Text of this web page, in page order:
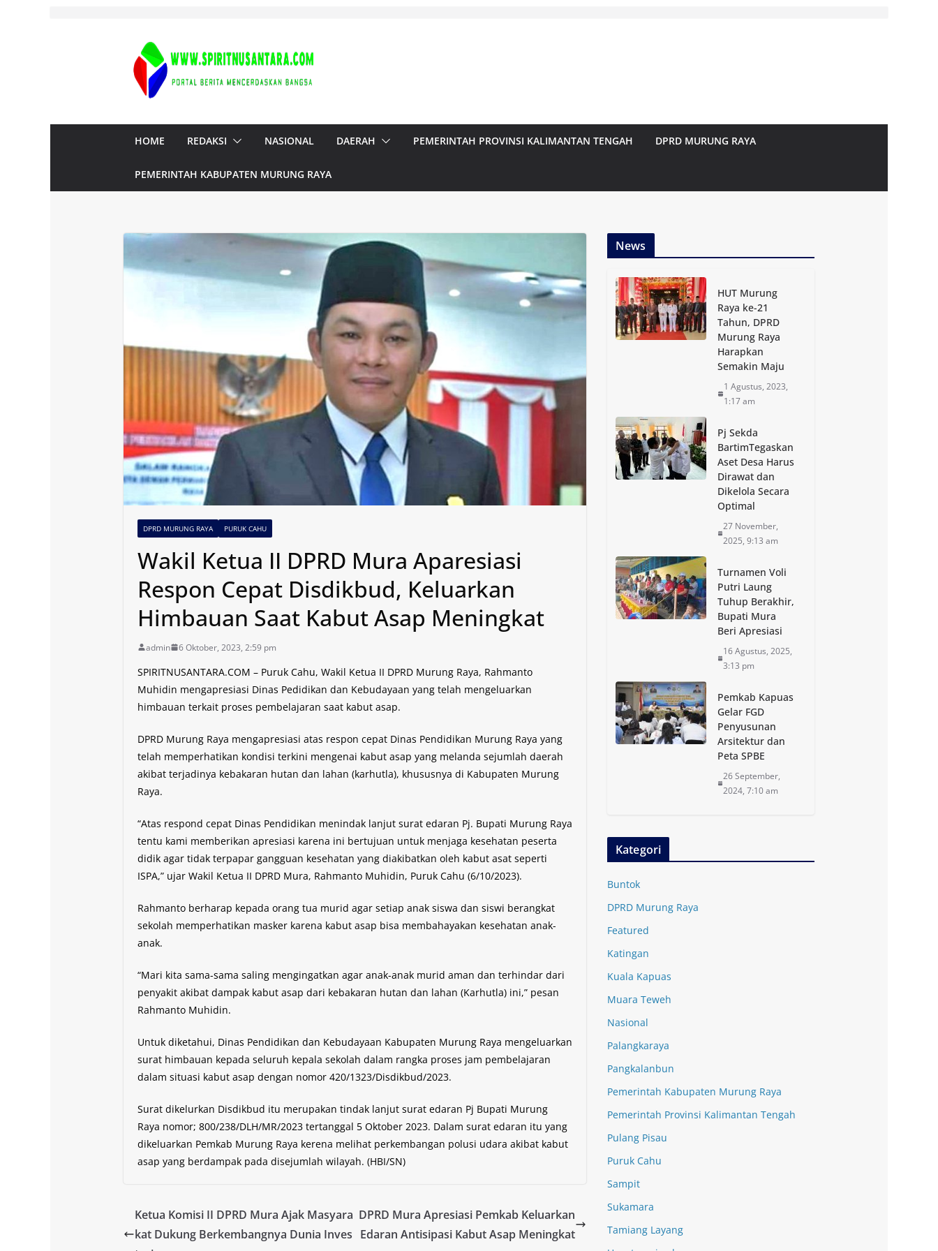
HOME REDAKSI NASIONAL DAERAH PEMERINTAH PROVINSI KALIMANTAN TENGAH DPRD MURUNG RAYA
PEMERINTAH KABUPATEN MURUNG RAYA
DPRD MURUNG RAYA PURUK CAHU
Wakil Ketua II DPRD Mura Aparesiasi
Respon Cepat Disdikbud, Keluarkan
Himbauan Saat Kabut Asap Meningkat
admin 6 Oktober, 2023, 2:59 pm
SPIRITNUSANTARA.COM – Puruk Cahu, Wakil Ketua II DPRD Murung Raya, Rahmanto
Muhidin mengapresiasi Dinas Pedidikan dan Kebudayaan yang telah mengeluarkan
himbauan terkait proses pembelajaran saat kabut asap.
DPRD Murung Raya mengapresiasi atas respon cepat Dinas Pendidikan Murung Raya yang
telah memperhatikan kondisi terkini mengenai kabut asap yang melanda sejumlah daerah
akibat terjadinya kebakaran hutan dan lahan (karhutla), khususnya di Kabupaten Murung
Raya.
“Atas respond cepat Dinas Pendidikan menindak lanjut surat edaran Pj. Bupati Murung Raya
tentu kami memberikan apresiasi karena ini bertujuan untuk menjaga kesehatan peserta
didik agar tidak terpapar gangguan kesehatan yang diakibatkan oleh kabut asat seperti
ISPA,” ujar Wakil Ketua II DPRD Mura, Rahmanto Muhidin, Puruk Cahu (6/10/2023).
Rahmanto berharap kepada orang tua murid agar setiap anak siswa dan siswi berangkat
sekolah memperhatikan masker karena kabut asap bisa membahayakan kesehatan anak-
anak.
“Mari kita sama-sama saling mengingatkan agar anak-anak murid aman dan terhindar dari
penyakit akibat dampak kabut asap dari kebakaran hutan dan lahan (Karhutla) ini,” pesan
Rahmanto Muhidin.
Untuk diketahui, Dinas Pendidikan dan Kebudayaan Kabupaten Murung Raya mengeluarkan
surat himbauan kepada seluruh kepala sekolah dalam rangka proses jam pembelajaran
dalam situasi kabut asap dengan nomor 420/1323/Disdikbud/2023.
Surat dikelurkan Disdikbud itu merupakan tindak lanjut surat edaran Pj Bupati Murung
Raya nomor; 800/238/DLH/MR/2023 tertanggal 5 Oktober 2023. Dalam surat edaran itu yang
dikeluarkan Pemkab Murung Raya kerena melihat perkembangan polusi udara akibat kabut
asap yang berdampak pada disejumlah wilayah. (HBI/SN)
Ketua Komisi II DPRD Mura Ajak Masyara
kat Dukung Berkembangnya Dunia Inves
DPRD Mura Apresiasi Pemkab Keluarkan
Edaran Antisipasi Kabut Asap Meningkat
News
HUT Murung
Raya ke-21
Tahun, DPRD
Murung Raya
Harapkan
Semakin Maju
1 Agustus, 2023,
1:17 am
Pj Sekda
BartimTegaskan
Aset Desa Harus
Dirawat dan
Dikelola Secara
Optimal
27 November,
2025, 9:13 am
Turnamen Voli
Putri Laung
Tuhup Berakhir,
Bupati Mura
Beri Apresiasi
16 Agustus, 2025,
3:13 pm
Pemkab Kapuas
Gelar FGD
Penyusunan
Arsitektur dan
Peta SPBE
26 September,
2024, 7:10 am
Kategori
Buntok
DPRD Murung Raya
Featured
Katingan
Kuala Kapuas
Muara Teweh
Nasional
Palangkaraya
Pangkalanbun
Pemerintah Kabupaten Murung Raya
Pemerintah Provinsi Kalimantan Tengah
Pulang Pisau
Puruk Cahu
Sampit
Sukamara
Tamiang Layang